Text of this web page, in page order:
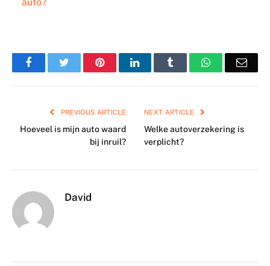
FacebookTwitter PinterestLinkedIn Tumblr WhatsApp
PREVIOUS ARTICLE
Hoeveel is mijn auto waard
bij inruil?
NEXT ARTICLE
Welke autoverzekering is
verplicht?
David